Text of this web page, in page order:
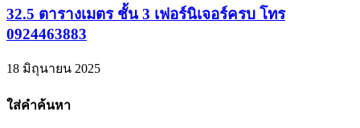
32.5 ตารางเมตร ชั้น 3 เฟอร์นิเจอร์ครบ โทร
0924463883
18 มิถุนายน 2025
ใส่คำค้นหา